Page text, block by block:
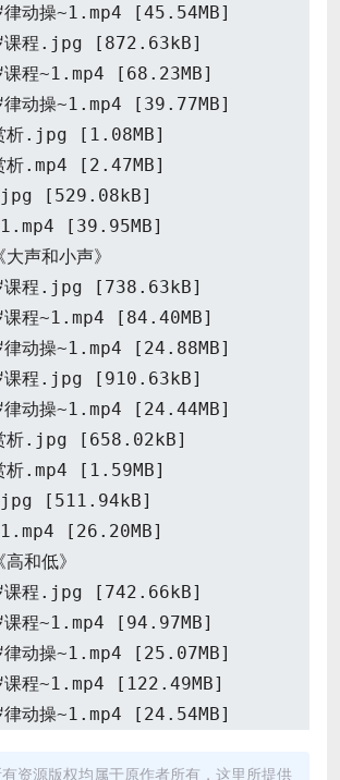
动操~1.mp4 [45.54MB]
课程.jpg [872.63kB]
程~1.mp4 [68.23MB]
动操~1.mp4 [39.77MB]
析.jpg [1.08MB]
析.mp4 [2.47MB]
[529.08kB]
[39.95MB]
声和小声》
课程.jpg [738.63kB]
程~1.mp4 [84.40MB]
动操~1.mp4 [24.88MB]
课程.jpg [910.63kB]
动操~1.mp4 [24.44MB]
析.jpg [658.02kB]
析.mp4 [1.59MB]
[511.94kB]
[26.20MB]
和低》
课程.jpg [742.66kB]
程~1.mp4 [94.97MB]
动操~1.mp4 [25.07MB]
程~1.mp4 [122.49MB]
动操~1.mp4 [24.54MB]
析.mp4 [1.74MB]
资源版权均属于原作者所有，这里所提供